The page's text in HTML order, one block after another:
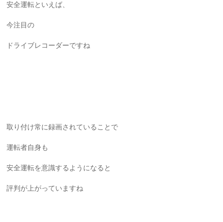
安全運転といえば、
今注目の
ドライブレコーダーですね
取り付け常に録画されていることで
運転者自身も
安全運転を意識するようになると
評判が上がっていますね